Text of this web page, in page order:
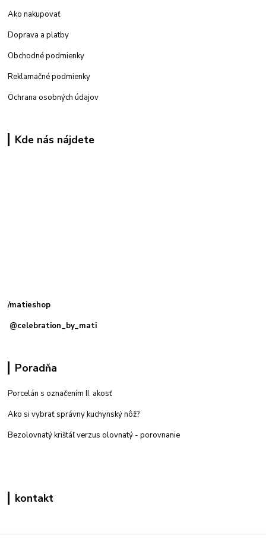
Ako nakupovať
Doprava a platby
Obchodné podmienky
Reklamačné podmienky
Ochrana osobných údajov
Kde nás nájdete
/matieshop
@celebration_by_mati
Poradňa
Porcelán s označením II. akosť
Ako si vybrať správny kuchynský nôž?
Bezolovnatý krištáľ verzus olovnatý - porovnanie
kontakt